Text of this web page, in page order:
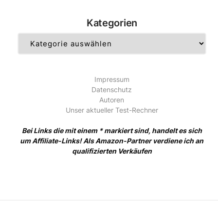
Kategorien
Impressum
Datenschutz
Autoren
Unser aktueller Test-Rechner
Bei Links die mit einem * markiert sind, handelt es sich
um Affiliate-Links! Als Amazon-Partner verdiene ich an
qualifizierten Verkäufen